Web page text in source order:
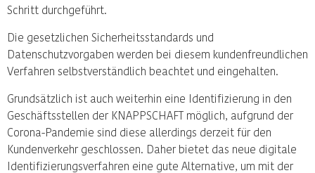
Schritt durchgeführt.
Die gesetzlichen Sicherheitsstandards und
Datenschutzvorgaben werden bei diesem kundenfreundlichen
Verfahren selbstverständlich beachtet und eingehalten.
Grundsätzlich ist auch weiterhin eine Identifizierung in den
Geschäftsstellen der KNAPPSCHAFT möglich, aufgrund der
Corona-Pandemie sind diese allerdings derzeit für den
Kundenverkehr geschlossen. Daher bietet das neue digitale
Identifizierungsverfahren eine gute Alternative, um mit der